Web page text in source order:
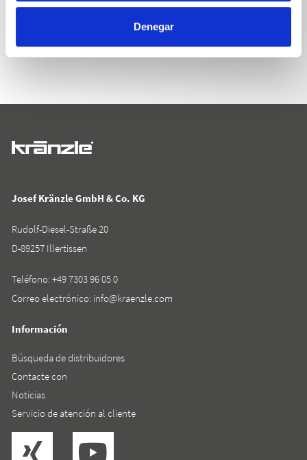
Denegar
Josef Kränzle GmbH & Co. KG
Rudolf-Diesel-Straße 20
D-89257 Illertissen
Teléfono:+49 7303 96 05 0
Correo electrónico: info@kraenzle.com
Información
Búsqueda de distribuidores
Contacte con
Noticias
Servicio de atención al cliente